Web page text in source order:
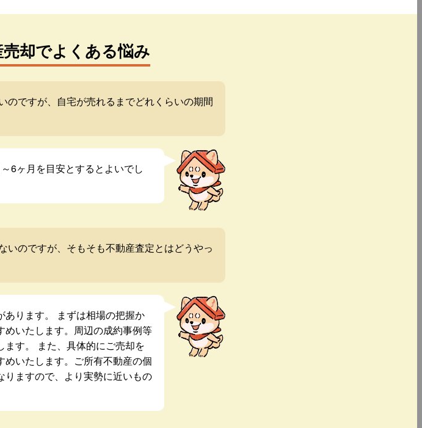
却でよくある悩み
のですが、自宅が売れるまでどれくらいの期間
6ヶ月を目安とするとよいでし
いのですが、そもそも不動産査定とはどうやっ
ります。 まずは相場の把握か
めいたします。周辺の成約事例等
す。 また、具体的にご売却を
いたします。ご所有不動産の個
りますので、より実勢に近いもの